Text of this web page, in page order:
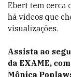
Ebert tem cerca
há vídeos que
visualizações.
Assista ao
da EXAME,
Mônica